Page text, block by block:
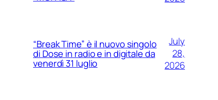
“Break Time” è il nuovo singolo
di Dose in radio e in digitale da
venerdì 31 luglio
July
28,
2026